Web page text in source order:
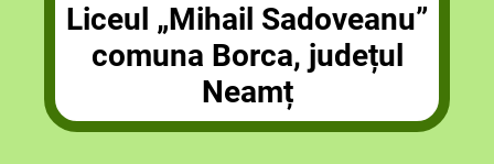
Liceul „Mihail Sadoveanu”
comuna Borca, județul
Neamț